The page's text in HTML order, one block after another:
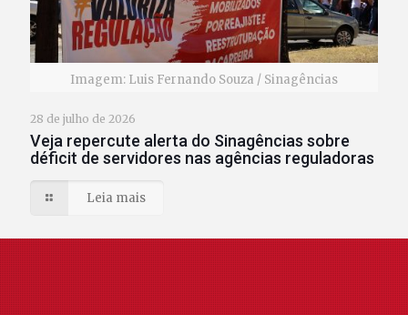
Imagem: Luis Fernando Souza / Sinagências
28 de julho de 2026
Veja repercute alerta do Sinagências sobre
déficit de servidores nas agências reguladoras
Leia mais